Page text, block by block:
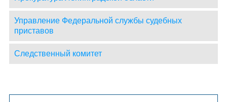
Управление Федеральной службы судебных
приставов
Следственный комитет